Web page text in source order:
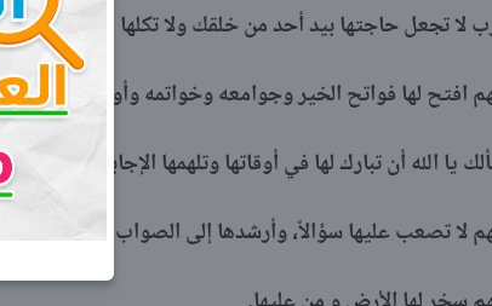
لا تجعل حاجتها بيد أحد من خلقك ولا تكلها إلى أحد
افتح لها فواتح الخير وجوامعه وخواتمه وأوله وباطنه
يا الله أن تبارك لها في أوقاتها وتلهمها الإجابات
لا تصعب عليها سؤالاً، وأرشدها إلى الصواب.